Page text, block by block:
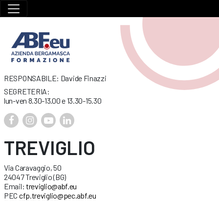
RESPONSABILE: Davide Finazzi
SEGRETERIA:
lun-ven 8.30-13.00 e 13.30-15.30
TREVIGLIO
Via Caravaggio, 50
24047 Treviglio (BG)
Email: treviglio@abf.eu
PEC cfp.treviglio@pec.abf.eu